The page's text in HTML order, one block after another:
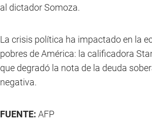
al dictador Somoza.
La crisis política ha impactado en la
pobres de América: la calificadora
que degradó la nota de la deuda
negativa.
FUENTE: AFP